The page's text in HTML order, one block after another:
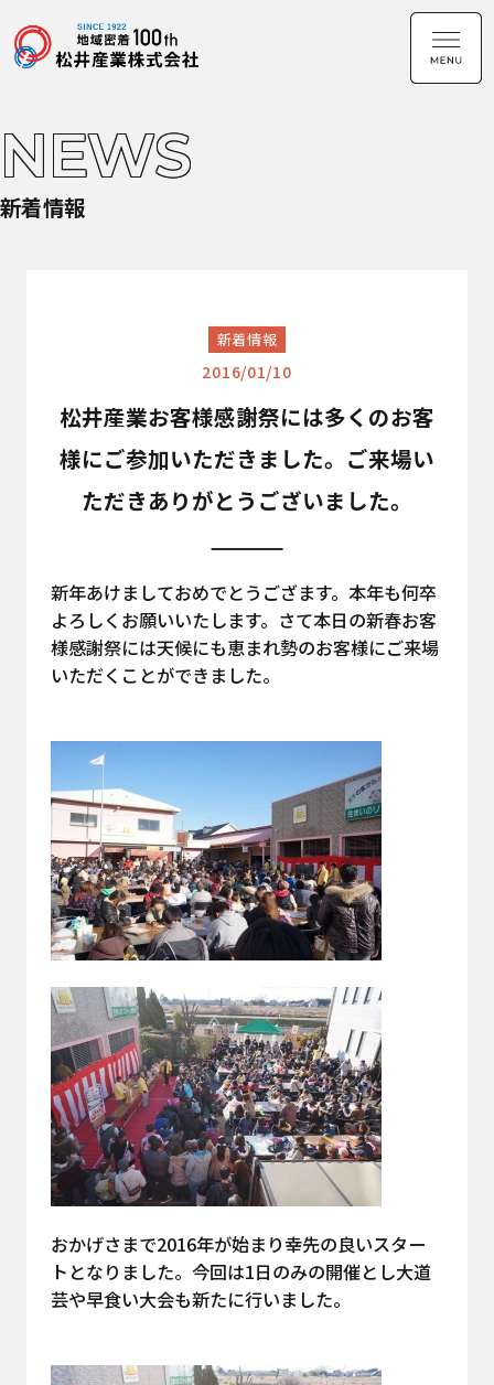
NEWS
新着情報
新着情報
2016/01/10
松井産業お客様感謝祭には多くのお客
様にご参加いただきました。ご来場い
ただきありがとうございました。
新年あけましておめでとうござます。本年も何卒
よろしくお願いいたします。さて本日の新春お客
様感謝祭には天候にも恵まれ勢のお客様にご来場
いただくことができました。
おかげさまで2016年が始まり幸先の良いスター
トとなりました。今回は1日のみの開催とし大道
芸や早食い大会も新たに行いました。